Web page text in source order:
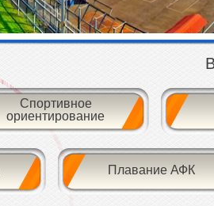
Спортивное
ориентирование
Плавание АФК